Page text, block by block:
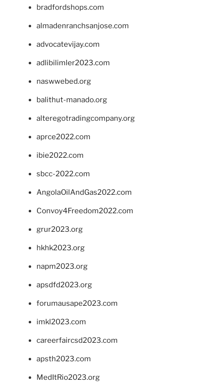
bradfordshops.com
almadenranchsanjose.com
advocatevijay.com
adlibilimler2023.com
naswwebed.org
balithut-manado.org
alteregotradingcompany.org
aprce2022.com
ibie2022.com
sbcc-2022.com
AngolaOilAndGas2022.com
Convoy4Freedom2022.com
grur2023.org
hkhk2023.org
napm2023.org
apsdfd2023.org
forumausape2023.com
imkl2023.com
careerfaircsd2023.com
apsth2023.com
MedItRio2023.org